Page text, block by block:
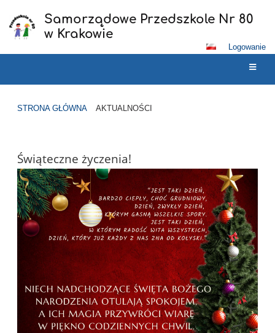
Samorządowe Przedszkole Nr 80
w Krakowie
Logowanie
STRONA GŁÓWNA AKTUALNOŚCI
Świąteczne życzenia!